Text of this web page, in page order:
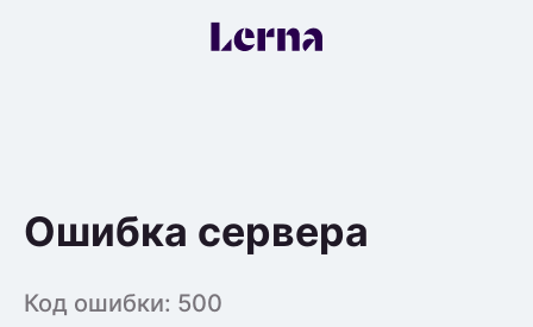
Ошибка сервера
Код ошибки: 500